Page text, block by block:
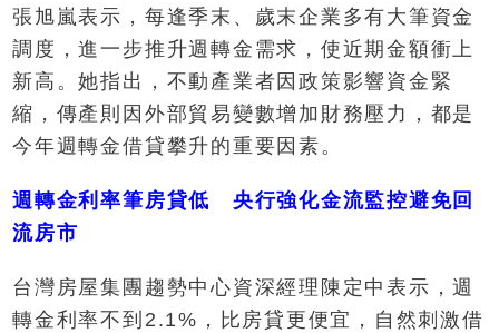
張旭嵐表示，每逢季末、歲末企業多有大筆資金
調度，進一步推升週轉金需求，使近期金額衝上
新高。她指出，不動產業者因政策影響資金緊
縮，傳產則因外部貿易變數增加財務壓力，都是
今年週轉金借貸攀升的重要因素。
週轉金利率筆房貸低 央行強化金流監控避免回
流房市
台灣房屋集團趨勢中心資深經理陳定中表示，週
轉金利率不到2.1%，比房貸更便宜，自然刺激借